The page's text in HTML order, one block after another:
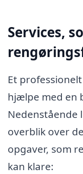
Services,
Et
hjælpe med en
Nedenstående
overblik over
opgaver, som
kan klare: